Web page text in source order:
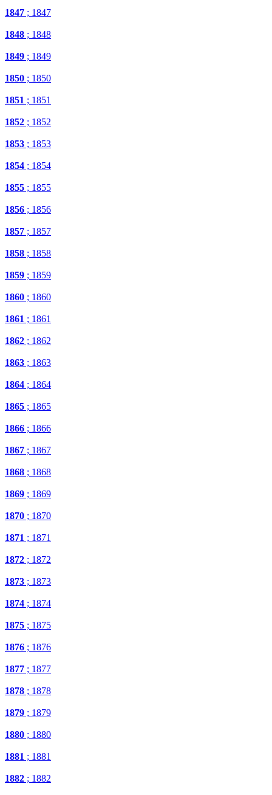
1847 ; 1847
1848 ; 1848
1849 ; 1849
1850 ; 1850
1851 ; 1851
1852 ; 1852
1853 ; 1853
1854 ; 1854
1855 ; 1855
1856 ; 1856
1857 ; 1857
1858 ; 1858
1859 ; 1859
1860 ; 1860
1861 ; 1861
1862 ; 1862
1863 ; 1863
1864 ; 1864
1865 ; 1865
1866 ; 1866
1867 ; 1867
1868 ; 1868
1869 ; 1869
1870 ; 1870
1871 ; 1871
1872 ; 1872
1873 ; 1873
1874 ; 1874
1875 ; 1875
1876 ; 1876
1877 ; 1877
1878 ; 1878
1879 ; 1879
1880 ; 1880
1881 ; 1881
1882 ; 1882